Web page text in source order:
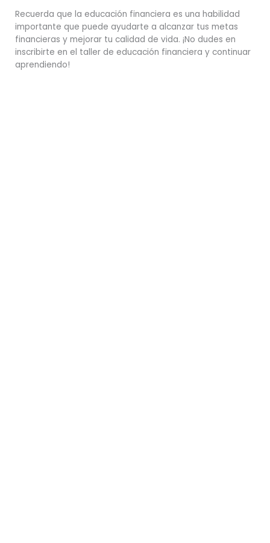
Recuerda que la educación financiera es una habilidad
importante que puede ayudarte a alcanzar tus metas
financieras y mejorar tu calidad de vida. ¡No dudes en
inscribirte en el taller de educación financiera y continuar
aprendiendo!